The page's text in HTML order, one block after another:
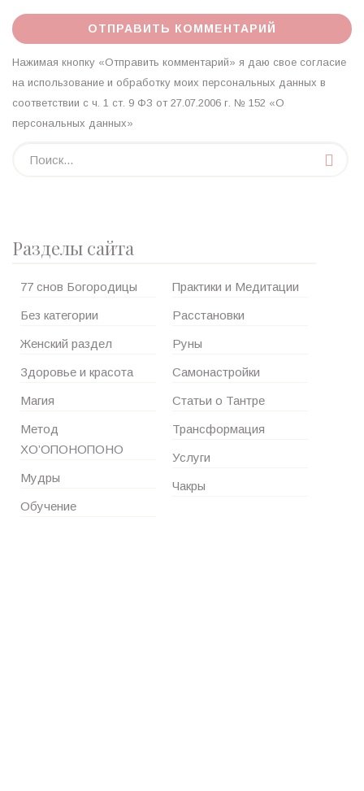
Нажимая кнопку «Отправить комментарий» я даю свое согласие
на использование и обработку моих персональных данных в
соответствии с ч. 1 ст. 9 ФЗ от 27.07.2006 г. № 152 «О
персональных данных»
Разделы сайта
77 снов Богородицы
Без категории
Женский раздел
Здоровье и красота
Магия
Метод
ХО’ОПОНОПОНО
Мудры
Обучение
Практики и Медитации
Расстановки
Руны
Самонастройки
Статьи о Тантре
Трансформация
Услуги
Чакры